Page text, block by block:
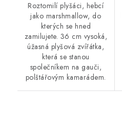
Roztomilí plyšáci, hebcí
jako marshmallow, do
kterých se hned
zamilujete. 36 cm vysoká,
úžasná plyšová zvířátka,
která se stanou
společníkem na gauči,
polštářovým kamarádem.